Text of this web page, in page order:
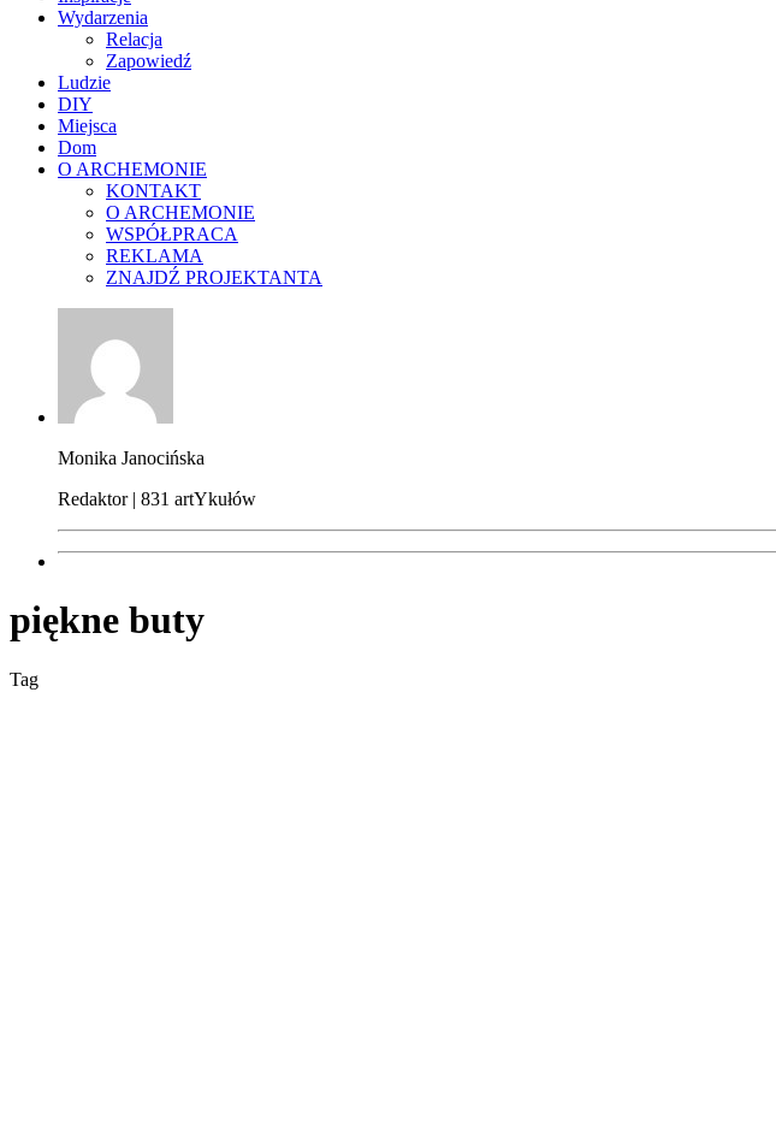
Wydarzenia
Relacja
Zapowiedź
Ludzie
DIY
Miejsca
Dom
O ARCHEMONIE
KONTAKT
O ARCHEMONIE
WSPÓŁPRACA
REKLAMA
ZNAJDŹ PROJEKTANTA
Monika Janocińska
Redaktor | 831 artYkułów
piękne buty
Tag